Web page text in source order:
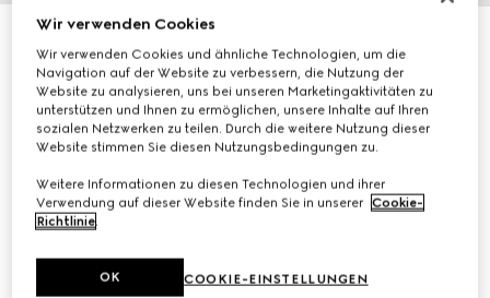
G-Timeless Uhr, 40 mm
€ 2.200
Wir verwenden Cookies
Wir verwenden Cookies und ähnliche Technologien, um die
Navigation auf der Website zu verbessern, die Nutzung der
Website zu analysieren, uns bei unseren Marketingaktivitäten zu
unterstützen und Ihnen zu ermöglichen, unsere Inhalte auf Ihren
sozialen Netzwerken zu teilen. Durch die weitere Nutzung dieser
Website stimmen Sie diesen Nutzungsbedingungen zu.
Weitere Informationen zu diesen Technologien und ihrer
Verwendung auf dieser Website finden Sie in unserer Cookie-
Richtlinie.
COOKIE-EINSTELLUNGEN
OK